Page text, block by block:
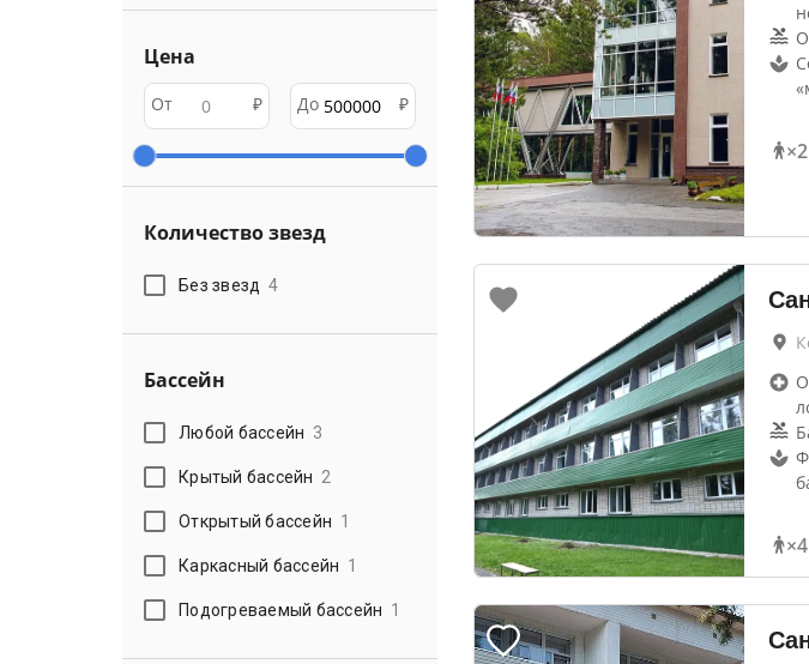
Цена
От ₽ До ₽
Количество звезд
Без звезд 4
Бассейн
Любой бассейн 3
Крытый бассейн 2
Открытый бассейн 1
Каркасный бассейн 1
Подогреваемый бассейн 1
×2
×4